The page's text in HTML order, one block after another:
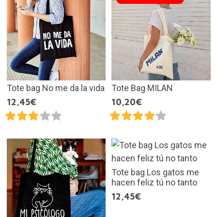
Tote bag No me da la vida
12,45€
Tote Bag MILAN
10,20€
Tote bag Los gatos me
hacen feliz tú no tanto
12,45€